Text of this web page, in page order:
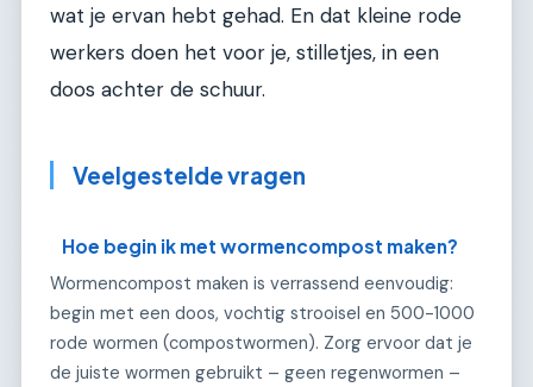
wat je ervan hebt gehad. En dat kleine rode
werkers doen het voor je, stilletjes, in een
doos achter de schuur.
Veelgestelde vragen
Hoe begin ik met wormencompost maken?
Wormencompost maken is verrassend eenvoudig:
begin met een doos, vochtig strooisel en 500-1000
rode wormen (compostwormen). Zorg ervoor dat je
de juiste wormen gebruikt – geen regenwormen –